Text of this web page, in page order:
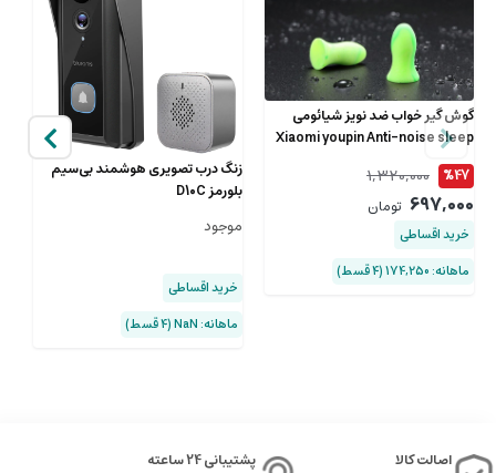
گوش گیر خواب ضد نویز شیائومی
Xiaomi youpin Anti-noise sleep
earplugs EARPLUGS ( یک جفت )
%47
1,320,000
697,000 تومان
خرید اقساطی
ماهانه: 174,250 (۴ قسط)
زنگ درب تصویری هوشمند بی‌سیم
بلورمز D10C
موجود
خرید اقساطی
ماهانه: NaN (۴ قسط)
اصالت کالا
پشتیبانی 24 ساعته